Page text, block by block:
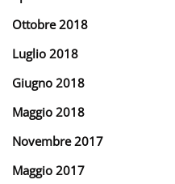
Ottobre 2018
Luglio 2018
Giugno 2018
Maggio 2018
Novembre 2017
Maggio 2017